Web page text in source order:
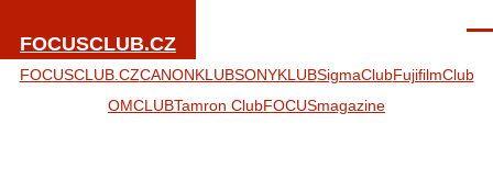
FOCUSCLUB.CZ
FOCUSCLUB.CZCANONKLUBSONYKLUBSigmaClubFujifilmClub
OMCLUBTamron ClubFOCUSmagazine